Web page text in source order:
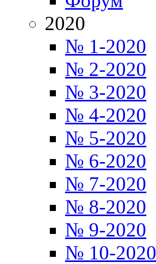
2020
№ 1-2020
№ 2-2020
№ 3-2020
№ 4-2020
№ 5-2020
№ 6-2020
№ 7-2020
№ 8-2020
№ 9-2020
№ 10-2020